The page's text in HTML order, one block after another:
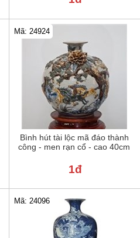
Bình hút tài lộc mã đáo thành
công - men rạn cổ - cao 40cm
Mã: 24924
1đ
Mã: 24096